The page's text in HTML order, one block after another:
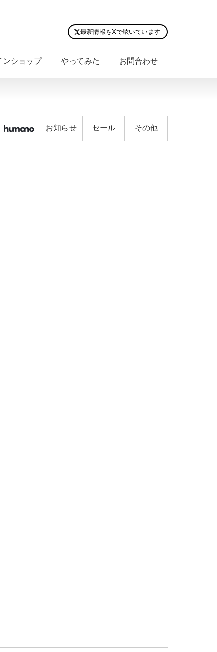
最新情報をXで呟いています
ンショップ やってみた お問合わせ
お知らせ セール その他